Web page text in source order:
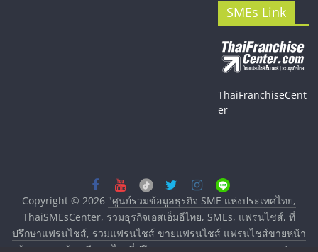
SMEs Link
ThaiFranchiseCent
er
Copyright © 2026 "ศูนย์รวมข้อมูลธุรกิจ SME แห่งประเทศไทย,
ThaiSMEsCenter, รวมธุรกิจเอสเอ็มอีไทย, SMEs, แฟรนไชส์, ที่
ปรึกษาแฟรนไชส์, รวมแฟรนไชส์ ขายแฟรนไชส์ แฟรนไชส์ขายหน้า